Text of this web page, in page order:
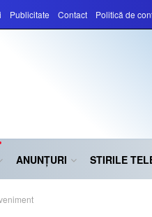
Publicitate Contact Politică de
ANUNȚURI STIRILE